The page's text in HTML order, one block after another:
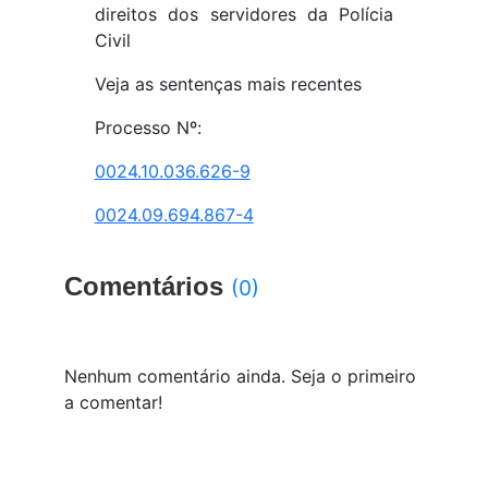
direitos dos servidores da Polícia
Civil
Veja as sentenças mais recentes
Processo Nº:
0024.10.036.626-9
0024.09.694.867-4
Comentários (0)
Nenhum comentário ainda. Seja o primeiro
a comentar!